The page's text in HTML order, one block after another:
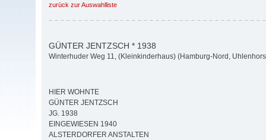
zurück zur Auswahlliste
GÜNTER JENTZSCH * 1938
Winterhuder Weg 11, (Kleinkinderhaus) (Hamburg-Nord,
HIER WOHNTE
GÜNTER JENTZSCH
JG. 1938
EINGEWIESEN 1940
ALSTERDORFER ANSTALTEN